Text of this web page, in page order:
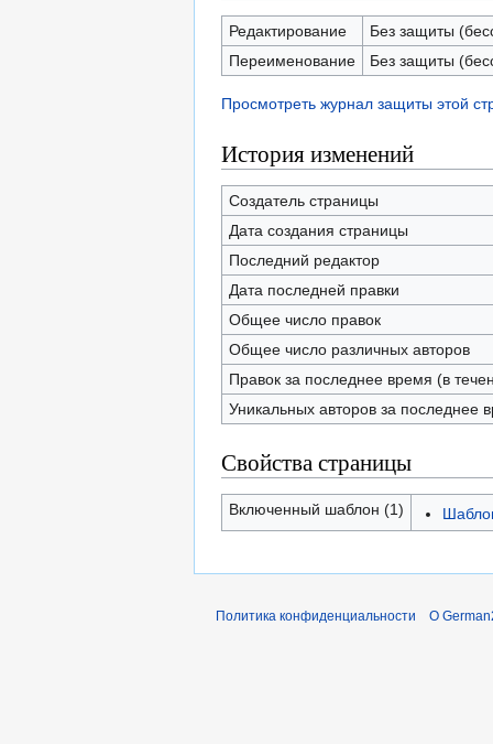
Редактирование
Без защиты
Переименование
Без защиты
Просмотреть журнал защиты этой
История изменений
Создатель страницы
Дата создания страницы
Последний редактор
Дата последней правки
Общее число правок
Общее число различных авторов
Правок за последнее время (в
Уникальных авторов за последнее
Свойства страницы
Включенный шаблон (1)
Политика конфиденциальности О